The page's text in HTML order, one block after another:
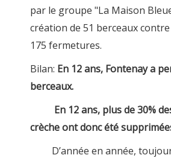
par le groupe "La Maison
création de 51 berceaux contre
175 fermetures.
Bilan: En 12 ans, Fontenay a
berceaux.
En 12 ans, plus de 30%
crèche ont donc été
D’année en année,